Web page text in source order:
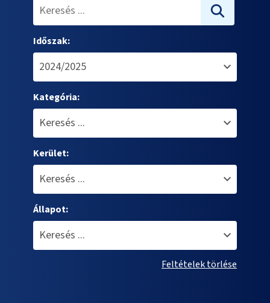
Időszak:
Kategória:
Kerület:
Állapot:
Feltételek törlése